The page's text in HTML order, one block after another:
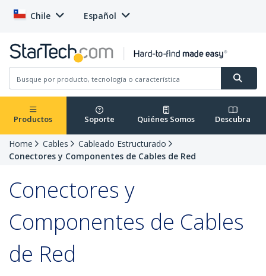
Chile Español
Productos Soporte Quiénes Somos Descubra
Home Cables
Cableado Estructurado
Conectores y Componentes de Cables de Red
Conectores y
Componentes de Cables
de Red